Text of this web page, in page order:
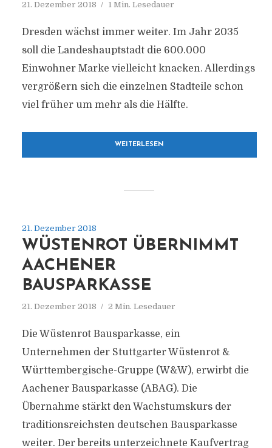
21. Dezember 2018 1 Min. Lesedauer
Dresden wächst immer weiter. Im Jahr 2035
soll die Landeshauptstadt die 600.000
Einwohner Marke vielleicht knacken. Allerdings
vergrößern sich die einzelnen Stadteile schon
viel früher um mehr als die Hälfte.
WEITERLESEN
21. Dezember 2018
WÜSTENROT ÜBERNIMMT
AACHENER
BAUSPARKASSE
21. Dezember 2018 2 Min. Lesedauer
Die Wüstenrot Bausparkasse, ein
Unternehmen der Stuttgarter Wüstenrot &
Württembergische-Gruppe (W&W), erwirbt die
Aachener Bausparkasse (ABAG). Die
Übernahme stärkt den Wachstumskurs der
traditionsreichsten deutschen Bausparkasse
weiter. Der bereits unterzeichnete Kaufvertrag